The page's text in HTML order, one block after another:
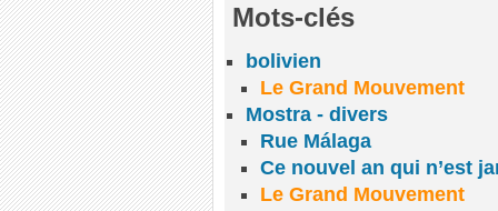
Mots-clés
bolivien
Le Grand Mouvement
Mostra - divers
Rue Málaga
Ce nouvel an qui n’est
Le Grand Mouvement